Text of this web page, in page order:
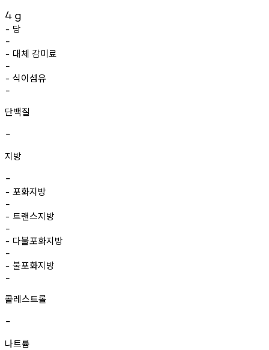
4 g
- 당
-
- 대체 감미료
-
- 식이섬유
-
단백질
-
지방
-
- 포화지방
-
- 트랜스지방
-
- 다불포화지방
-
- 불포화지방
-
콜레스트롤
-
나트륨